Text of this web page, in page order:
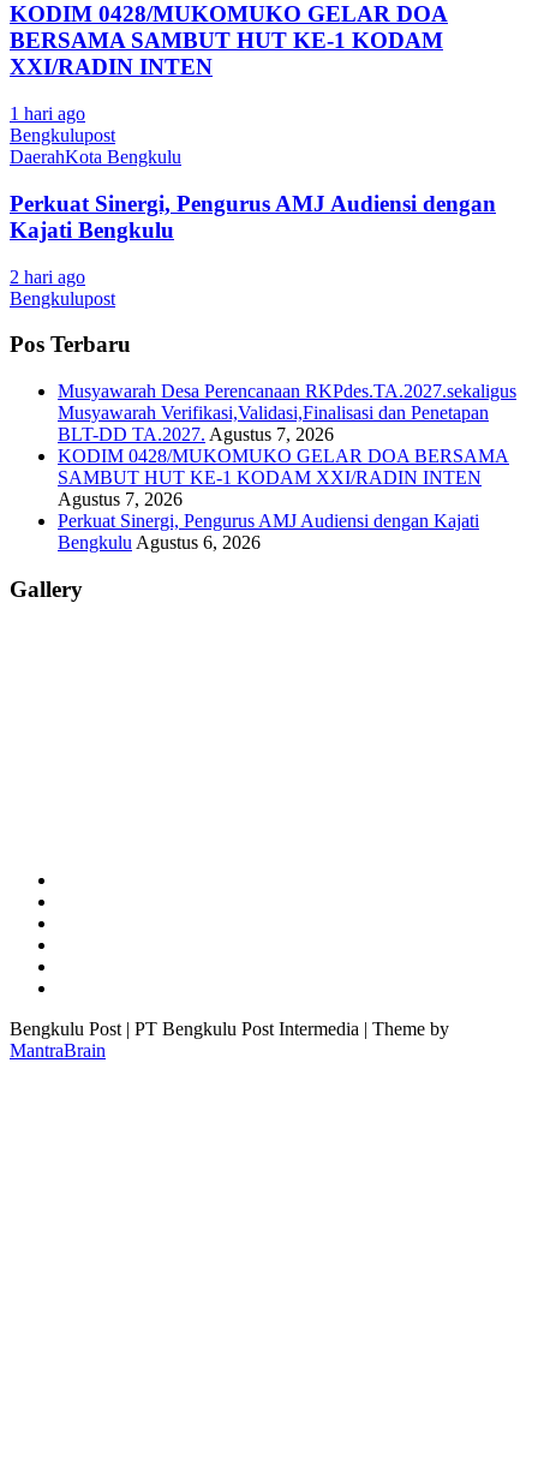
KODIM 0428/MUKOMUKO GELAR DOA
BERSAMA SAMBUT HUT KE-1 KODAM
XXI/RADIN INTEN
1 hari ago
Bengkulupost
DaerahKota Bengkulu
Perkuat Sinergi, Pengurus AMJ Audiensi dengan
Kajati Bengkulu
2 hari ago
Bengkulupost
Pos Terbaru
Musyawarah Desa Perencanaan RKPdes.TA.2027.sekaligus
Musyawarah Verifikasi,Validasi,Finalisasi dan Penetapan
BLT-DD TA.2027. Agustus 7, 2026
KODIM 0428/MUKOMUKO GELAR DOA BERSAMA
SAMBUT HUT KE-1 KODAM XXI/RADIN INTEN
Agustus 7, 2026
Perkuat Sinergi, Pengurus AMJ Audiensi dengan Kajati
Bengkulu Agustus 6, 2026
Gallery
Bengkulu Post | PT Bengkulu Post Intermedia | Theme by
MantraBrain